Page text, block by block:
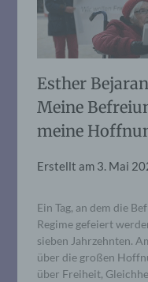
Esther
Meine
meine
Erstellt am 3. Mai
Ein Tag, an dem die
Regime gefeiert
sieben Jahrzehnten.
über die großen
über Freiheit,